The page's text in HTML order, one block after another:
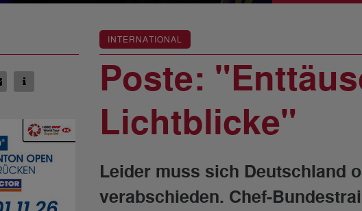
INTERNATIONAL
Poste:
Lichtblicke"
Leider muss sich Deutschland
verabschieden. Chef-